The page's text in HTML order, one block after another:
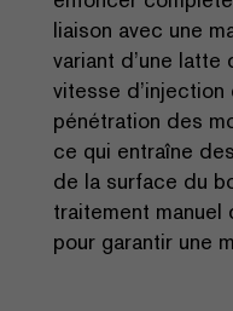
liaison avec une
variant d’une latte
vitesse
pénétration des
ce qui entraîne
de la surface du
traitement
pour garantir une